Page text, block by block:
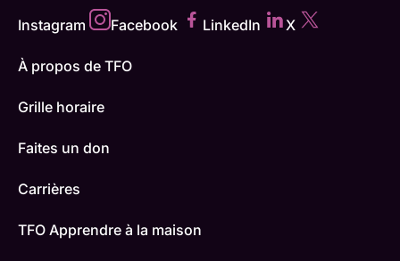
Instagram Facebook LinkedIn X
À propos de TFO
Grille horaire
Faites un don
Carrières
TFO Apprendre à la maison